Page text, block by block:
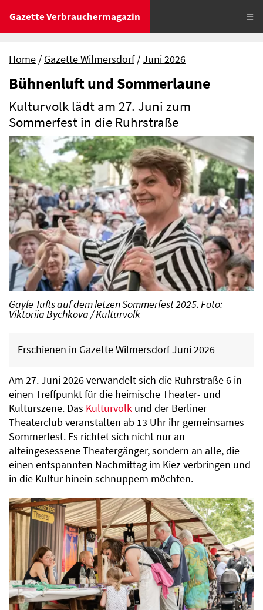
Gazette Verbrauchermagazin ☰
Home Gazette Wilmersdorf Juni 2026
Bühnenluft und Sommerlaune
Kulturvolk lädt am 27. Juni zum
Sommerfest in die Ruhrstraße
Gayle Tufts auf dem letzen Sommerfest 2025. Foto:
Viktoriia Bychkova / Kulturvolk
Erschienen in Gazette Wilmersdorf Juni 2026
Am 27. Juni 2026 verwandelt sich die Ruhrstraße 6 in
einen Treffpunkt für die heimische Theater- und
Kulturszene. Das Kulturvolk und der Berliner
Theaterclub veranstalten ab 13 Uhr ihr gemeinsames
Sommerfest. Es richtet sich nicht nur an
alteingesessene Theatergänger, sondern an alle, die
einen entspannten Nachmittag im Kiez verbringen und
in die Kultur hinein schnuppern möchten.